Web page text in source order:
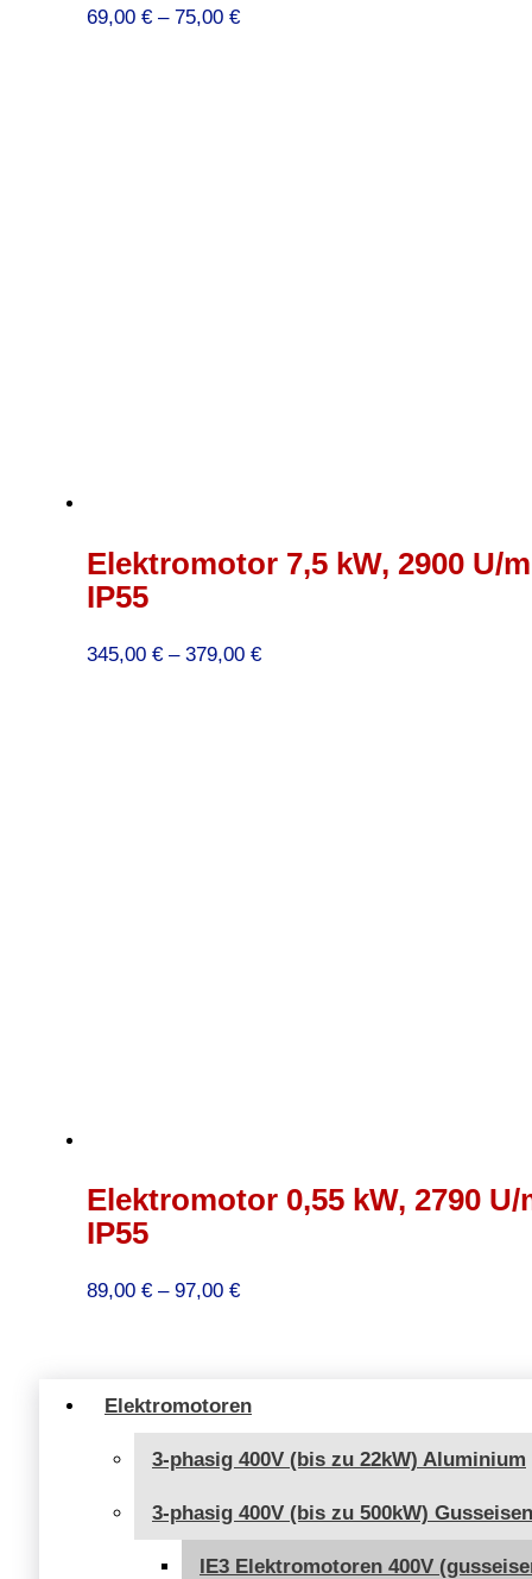
Elektromotoren
3-phasig 400V (bis zu 22kW) Aluminium
3-phasig 400V (bis zu 500kW) Gusseisen
IE3 Elektromotoren 400V
69,00 € – 75,00 €Preisspanne:
Elektromotor 7,5 kW, 2900 U/
IP55
345,00 € – 379,00 €Preisspanne:
Elektromotor 0,55 kW, 2790 U/
IP55
89,00 € – 97,00 €Preisspanne: